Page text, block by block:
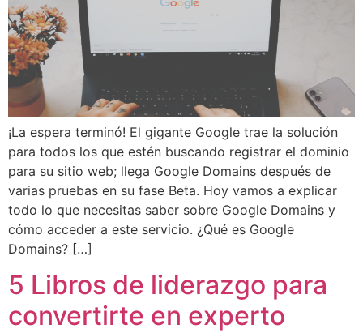
¡La espera terminó! El gigante Google trae la solución
para todos los que estén buscando registrar el dominio
para su sitio web; llega Google Domains después de
varias pruebas en su fase Beta. Hoy vamos a explicar
todo lo que necesitas saber sobre Google Domains y
cómo acceder a este servicio. ¿Qué es Google
Domains? […]
5 Libros de liderazgo para
convertirte en experto